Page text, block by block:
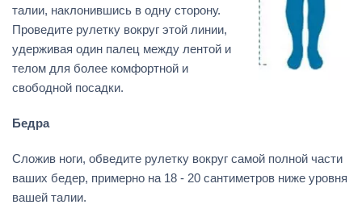
талии, наклонившись в одну сторону.
Проведите рулетку вокруг этой линии,
удерживая один палец между лентой и
телом для более комфортной и
свободной посадки.
Бедра
Сложив ноги, обведите рулетку вокруг самой полной части
ваших бедер, примерно на 18 - 20 сантиметров ниже уровня
вашей талии.